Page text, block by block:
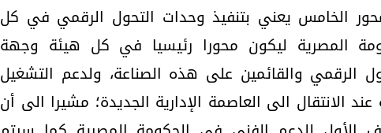
الخامس يعني بتنفيذ وحدات التحول الرقمي في كل
المصرية ليكون محورا رئيسيا في كل هيئة وجهة
الرقمي والقائمين على هذه الصناعة، ولدعم التشغيل
الانتقال الى العاصمة الإدارية الجديدة؛ مشيرا الى أن